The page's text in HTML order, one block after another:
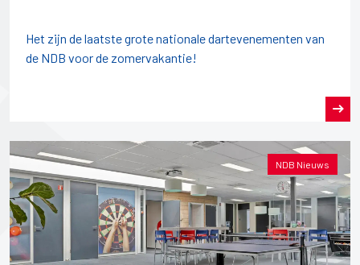
Het zijn de laatste grote nationale dartevenementen van
de NDB voor de zomervakantie!
NDB Nieuws